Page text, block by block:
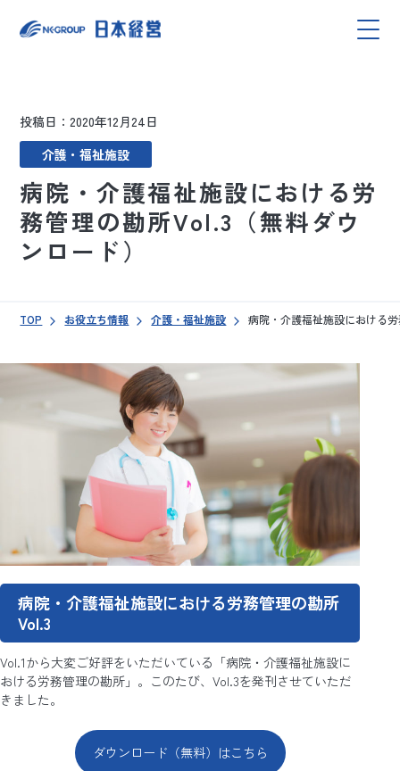
投稿日：2020年12月24日
介護・福祉施設
病院・介護福祉施設における労
務管理の勘所Vol.3（無料ダウ
ンロード）
TOP お役立ち情報 介護・福祉施設 病院・介護福祉施設における
病院・介護福祉施設における労務管理の勘所
Vol.3
Vol.1から大変ご好評をいただいている「病院・介護福祉施設に
おける労務管理の勘所」。このたび、Vol.3を発刊させていただ
きました。
ダウンロード（無料）はこちら